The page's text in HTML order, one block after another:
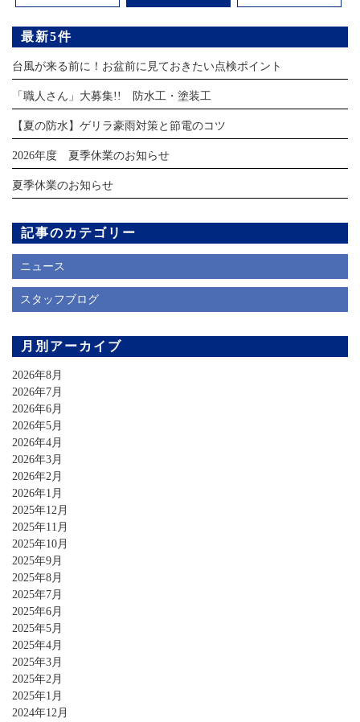
最新5件
台風が来る前に！お盆前に見ておきたい点検ポイント
「職人さん」大募集!! 防水工・塗装工
【夏の防水】ゲリラ豪雨対策と節電のコツ
2026年度 夏季休業のお知らせ
夏季休業のお知らせ
記事のカテゴリー
ニュース
スタッフブログ
月別アーカイブ
2026年8月
2026年7月
2026年6月
2026年5月
2026年4月
2026年3月
2026年2月
2026年1月
2025年12月
2025年11月
2025年10月
2025年9月
2025年8月
2025年7月
2025年6月
2025年5月
2025年4月
2025年3月
2025年2月
2025年1月
2024年12月